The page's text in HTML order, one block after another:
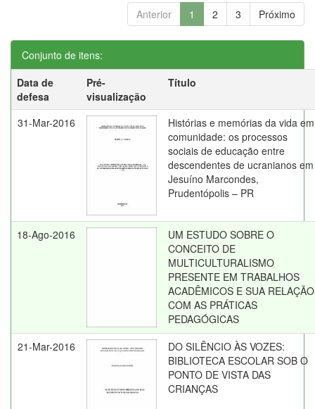
Anterior 1 2 3 Próximo
Conjunto de itens:
Data de
defesa
Pré-
visualização
Título
31-Mar-2016
Histórias e memórias da vida em
comunidade: os processos
sociais de educação entre
descendentes de ucranianos em
Jesuíno Marcondes,
Prudentópolis – PR
18-Ago-2016
UM ESTUDO SOBRE O
CONCEITO DE
MULTICULTURALISMO
PRESENTE EM TRABALHOS
ACADÊMICOS E SUA RELAÇÃO
COM AS PRÁTICAS
PEDAGÓGICAS
21-Mar-2016
DO SILÊNCIO ÀS VOZES:
BIBLIOTECA ESCOLAR SOB O
PONTO DE VISTA DAS
CRIANÇAS